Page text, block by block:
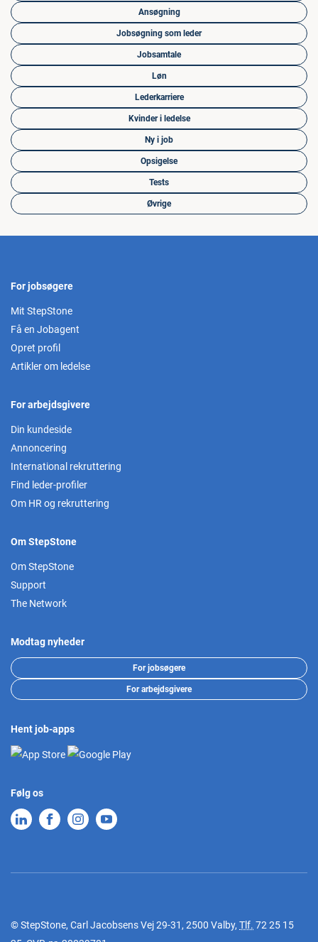
Ansøgning
Jobsøgning som leder
Jobsamtale
Løn
Lederkarriere
Kvinder i ledelse
Ny i job
Opsigelse
Tests
Øvrige
For jobsøgere
Mit StepStone
Få en Jobagent
Opret profil
Artikler om ledelse
For arbejdsgivere
Din kundeside
Annoncering
International rekruttering
Find leder-profiler
Om HR og rekruttering
Om StepStone
Om StepStone
Support
The Network
Modtag nyheder
For jobsøgere
For arbejdsgivere
Hent job-apps
Følg os
© StepStone, Carl Jacobsens Vej 29-31, 2500 Valby, Tlf. 72 25 15